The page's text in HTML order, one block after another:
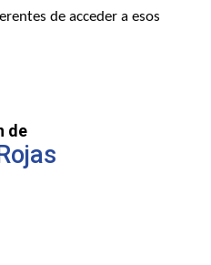
de acceder a esos
de